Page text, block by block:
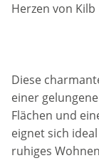
Herzen von Kilb
Diese
einer
Flächen und
eignet sich
ruhiges